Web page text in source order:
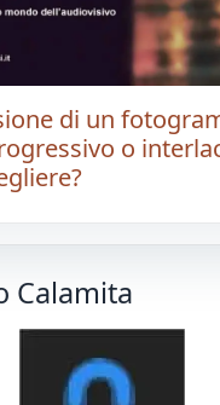
di un
o
Calamita